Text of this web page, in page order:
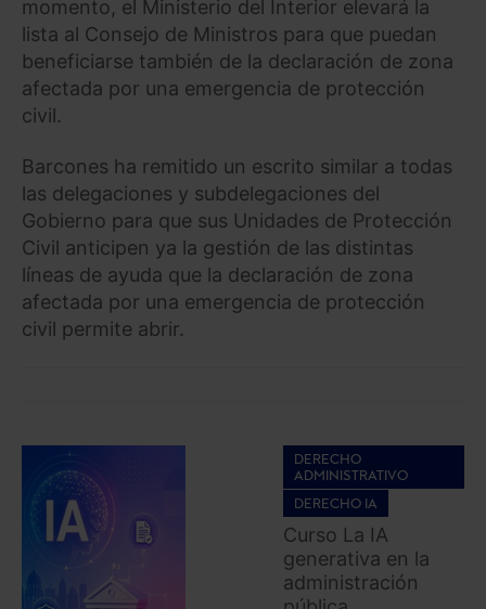
momento, el Ministerio del Interior elevará la
lista al Consejo de Ministros para que puedan
beneficiarse también de la declaración de zona
afectada por una emergencia de protección
civil.
Barcones ha remitido un escrito similar a todas
las delegaciones y subdelegaciones del
Gobierno para que sus Unidades de Protección
Civil anticipen ya la gestión de las distintas
líneas de ayuda que la declaración de zona
afectada por una emergencia de protección
civil permite abrir.
DERECHO
ADMINISTRATIVO
DERECHO IA
Curso La IA
generativa en la
administración